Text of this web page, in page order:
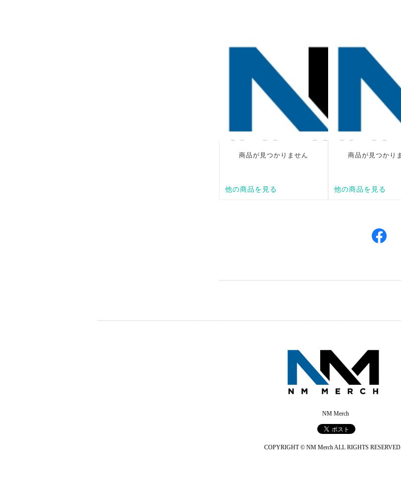
NM Merch
COPYRIGHT © NM Merch ALL RIGHTS RESERVED.